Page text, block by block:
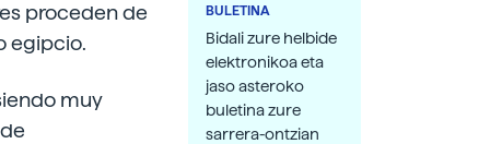
proceden de
egipcio.
muy
BULETINA
Bidali zure helbide
elektronikoa eta
jaso asteroko
buletina zure
sarrera-ontzian